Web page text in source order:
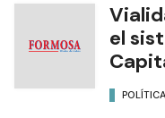
el
POLÍTICA